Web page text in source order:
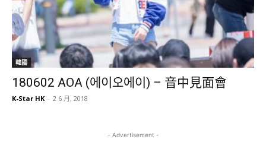
韓國
180602 AOA (에이오에이) – 音中見面會
K-Star HK - 2 6 月, 2018
- Advertisement -